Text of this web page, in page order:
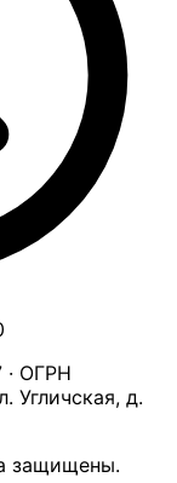
ОГРН
Угличская, д.
защищены.